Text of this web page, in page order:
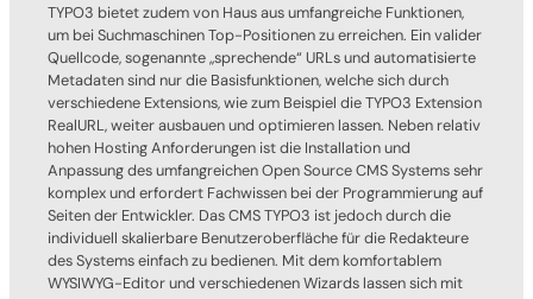
TYPO3 bietet zudem von Haus aus umfangreiche Funktionen,
um bei Suchmaschinen Top-Positionen zu erreichen. Ein valider
Quellcode, sogenannte „sprechende“ URLs und automatisierte
Metadaten sind nur die Basisfunktionen, welche sich durch
verschiedene Extensions, wie zum Beispiel die TYPO3 Extension
RealURL, weiter ausbauen und optimieren lassen. Neben relativ
hohen Hosting Anforderungen ist die Installation und
Anpassung des umfangreichen Open Source CMS Systems sehr
komplex und erfordert Fachwissen bei der Programmierung auf
Seiten der Entwickler. Das CMS TYPO3 ist jedoch durch die
individuell skalierbare Benutzeroberfläche für die Redakteure
des Systems einfach zu bedienen. Mit dem komfortablem
WYSIWYG-Editor und verschiedenen Wizards lassen sich mit